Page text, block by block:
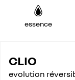
essence
CLIO
evolution